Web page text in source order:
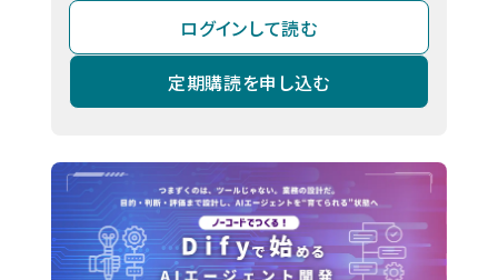
ログインして読む
定期購読を申し込む